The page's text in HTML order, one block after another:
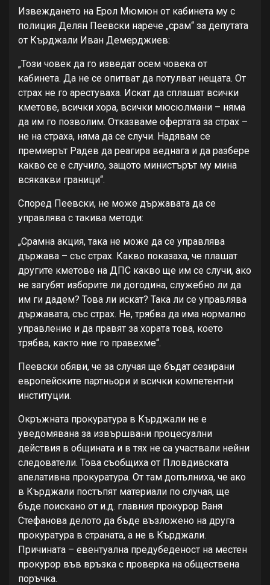
Извеждането на Ерол Мюмюн от кабинета му с
полиция Делян Пеевски нарече „срам“ за депутата
от Кърджали Иван Демерджиев:
„Този човек да го изведат осем човека от
кабинета. Да не се опитват да потулват нещата. От
страх не го арестуваха. Искат да сплашат всички
кметове, всички хора, всички мюсюлмани – няма
да им го позволим. Отказваме офертата за страх –
не на страха, няма да се случи. Надявам се
премиерът Радев да реагира веднага и да разбере
какво се е случило, защото министърът му мина
всякакви граници“.
Според Пеевски, не може държавата да се
управлява с такива методи:
„Срамна акция, така не може да се управлява
държава – със страх. Какво показаха, че плашат
другите кметове на ДПС какво ще им се случи, ако
не загубят изборите ли догодина, служебно ли да
им ги дадем? Това ли искат? Така ли се управлява
държавата, със страх. Не, трябва да има нормално
управление и да правят за хората това, което
трябва, както ние го правехме“.
Пеевски обяви, че за случая ще бъдат сезирани
европейските партньори и всички компетентни
институции.
Окръжната прокуратура в Кърджали не е
уведомявана за извършвани процесуални
действия в общината и в тях не са участвали нейни
следователи. Това съобщиха от Пловдивската
апелативна прокуратура. От там допълниха, че ако
в Кърджали постъпят материали по случая, ще
бъде поискано от и.д. главния прокурор Ваня
Стефанова делото да бъде възложено на друга
прокуратура в страната, а не в Кърджали.
Причината – евентуална предубеденост на местен
прокурор във връзка с проверка на обществена
поръчка.